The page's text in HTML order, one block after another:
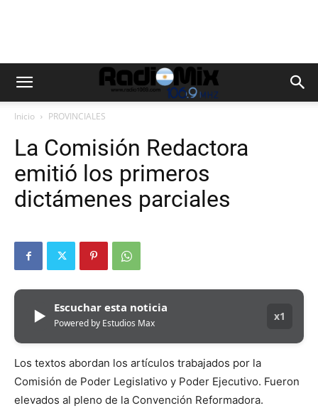
Inicio PROVINCIALES
La Comisión Redactora
emitió los primeros
dictámenes parciales
▶ Escuchar esta noticia
Powered by Estudios Max
x1
Los textos abordan los artículos trabajados por la
Comisión de Poder Legislativo y Poder Ejecutivo. Fueron
elevados al pleno de la Convención Reformadora.